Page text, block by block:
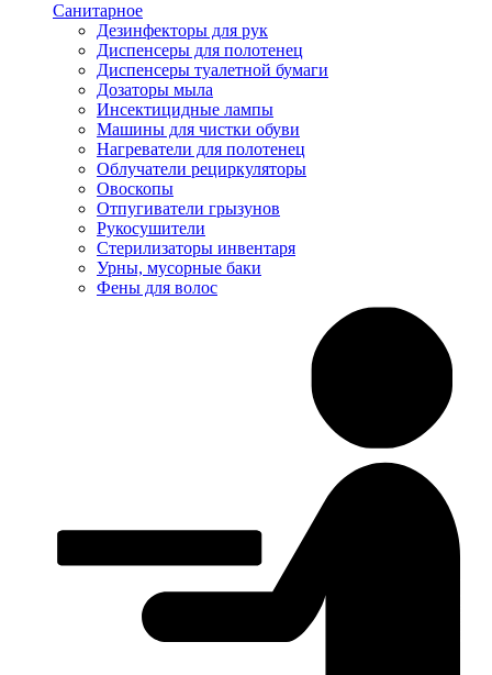
Санитарное
Дезинфекторы для рук
Диспенсеры для полотенец
Диспенсеры туалетной бумаги
Дозаторы мыла
Инсектицидные лампы
Машины для чистки обуви
Нагреватели для полотенец
Облучатели рециркуляторы
Овоскопы
Отпугиватели грызунов
Рукосушители
Стерилизаторы инвентаря
Урны, мусорные баки
Фены для волос